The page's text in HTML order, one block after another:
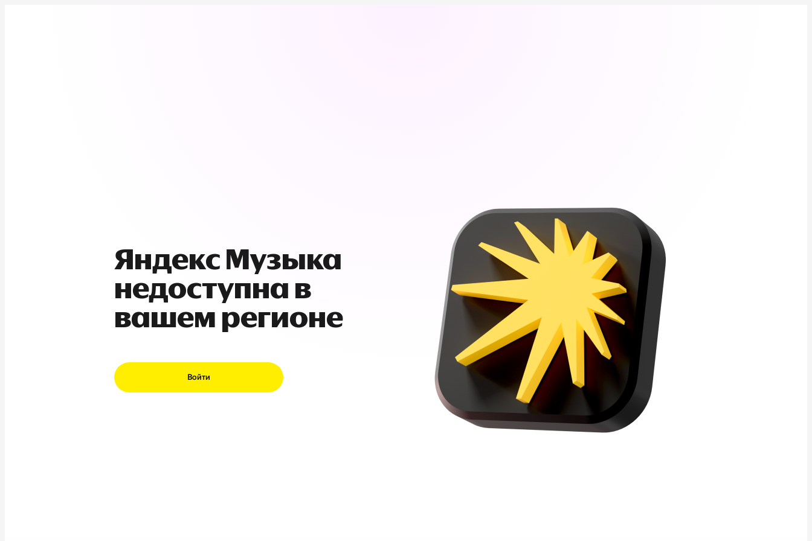
Яндекс Музыка
недоступна в
вашем регионе
Войти